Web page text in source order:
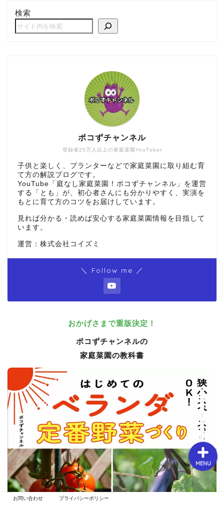
検索
登録者25万人以上の家庭菜園YouTuber
ポコずチャンネル
子供と楽しく、プランターなどで家庭菜園に取り組む育
て方の解説ブログです。
YouTube「庭なし家庭菜園！ポコずチャンネル」を運営
する「とも」が、初心者さんにも分かりやすく、実演を
もとに育て方のコツをお届けしています。
見れば分かる・読めば安心する家庭菜園情報を目指して
います。
運営：株式会社コイズミ
＼ Follow me ／
おかげさまで重版決定！
ポコずチャンネルの
家庭菜園の教科書
お問い合わせ プライバシーポリシー
MENU
春【3月～5月】
夏【6月～8月】
秋【9月～11月】
冬【12月～2月】